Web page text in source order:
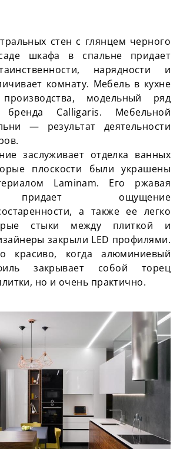
стен с глянцем черного
шкафа в спальне придает
нарядности и
комнату. Мебель в кухне
модельный ряд
бренда Calligaris. Мебельной
— результат деятельности
заслуживает отделка ванных
плоскости были украшены
Laminam. Его ржавая
придает ощущение
, а также ее легко
стыки между плиткой и
закрыли LED профилями.
красиво, когда алюминиевый
закрывает собой торец
но и очень практично.